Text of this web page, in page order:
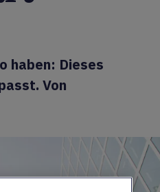
haben: Dieses
Von